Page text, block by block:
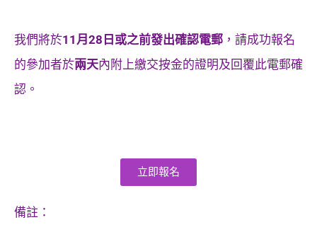
我們將於11月28日或之前發出確認電郵 ，請成功報名
的參加者於兩天內附上繳交按金的證明及回覆此電郵確
認。
立即報名
備註：